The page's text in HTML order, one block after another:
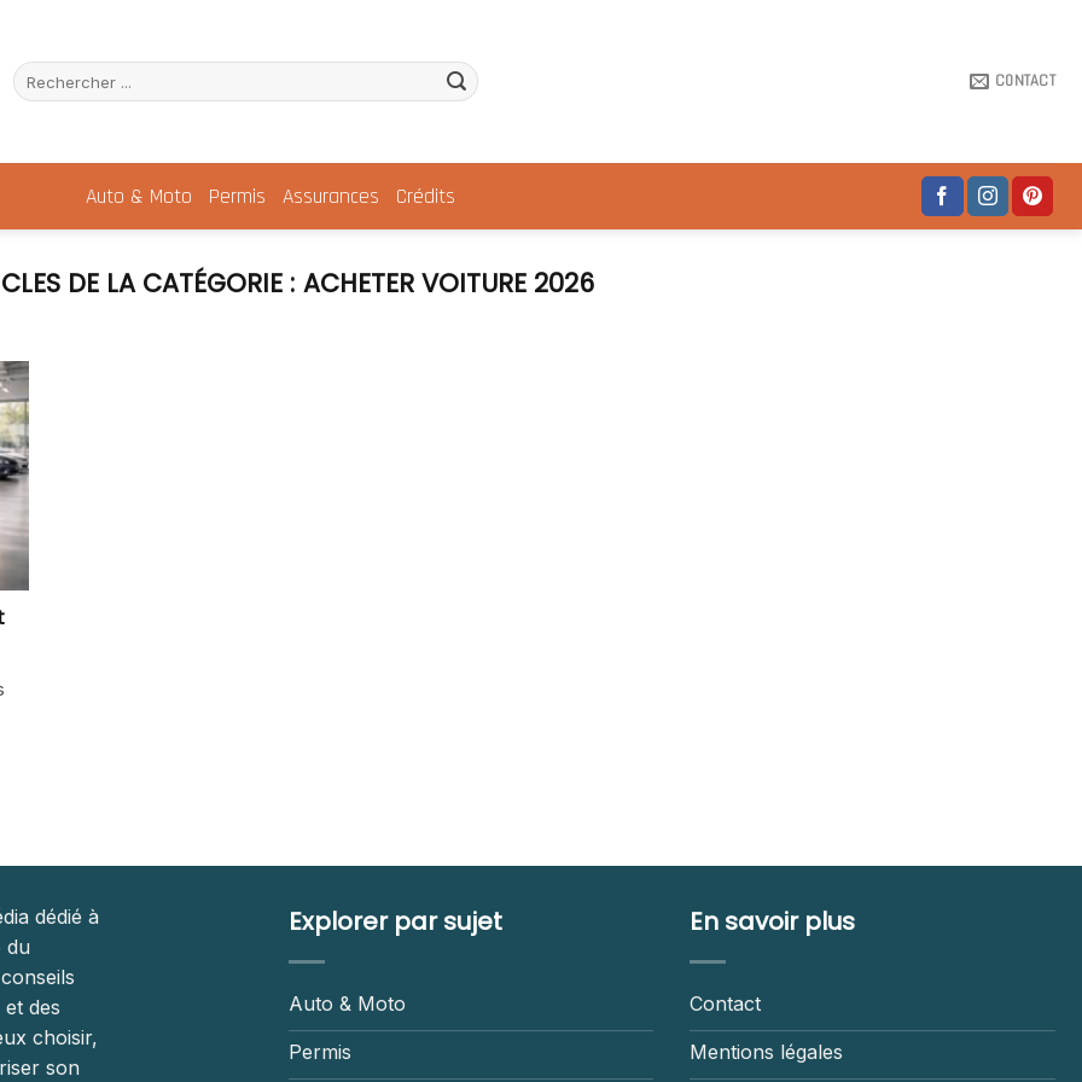
CONTACT
Auto & Moto Permis Assurances Crédits
ACHETER VOITURE 2026
dédié à
du
des
choisir,
son
Explorer par sujet
Auto & Moto
Permis
En savoir plus
Contact
Mentions légales